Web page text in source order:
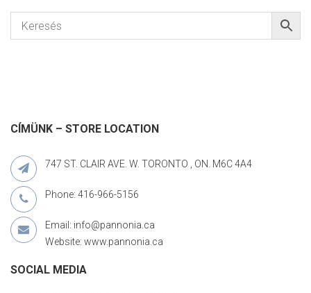
CÍMÜNK – STORE LOCATION
747 ST. CLAIR AVE. W. TORONTO , ON. M6C 4A4
Phone: 416-966-5156
Email: info@pannonia.ca
Website: www.pannonia.ca
SOCIAL MEDIA